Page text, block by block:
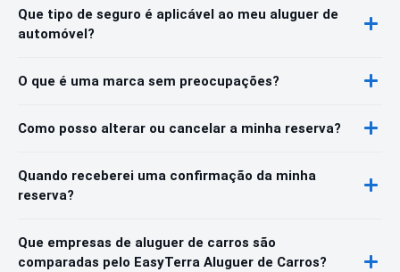
Que tipo de seguro é aplicável ao meu aluguer de
automóvel?
O que é uma marca sem preocupações?
Como posso alterar ou cancelar a minha reserva?
Quando receberei uma confirmação da minha
reserva?
Que empresas de aluguer de carros são
comparadas pelo EasyTerra Aluguer de Carros?